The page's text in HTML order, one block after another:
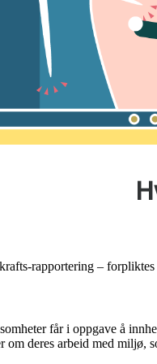
rapportering –
får i oppgave å
deres arbeid med miljø,